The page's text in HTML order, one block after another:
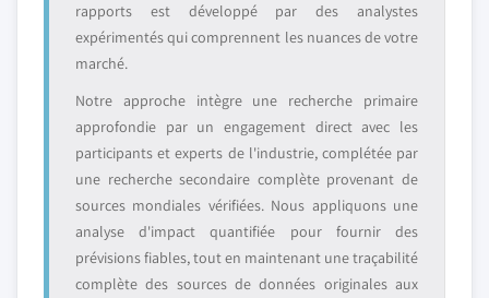
rapports est développé par des analystes
expérimentés qui comprennent les nuances de votre
marché.
Notre approche intègre une recherche primaire
approfondie par un engagement direct avec les
participants et experts de l'industrie, complétée par
une recherche secondaire complète provenant de
sources mondiales vérifiées. Nous appliquons une
analyse d'impact quantifiée pour fournir des
prévisions fiables, tout en maintenant une traçabilité
complète des sources de données originales aux